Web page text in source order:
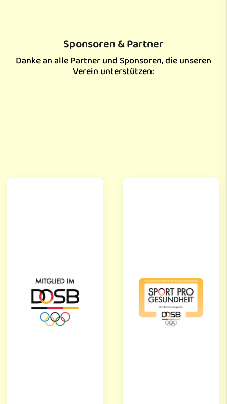
Sponsoren & Partner
Danke an alle Partner und Sponsoren, die unseren
Verein unterstützen: